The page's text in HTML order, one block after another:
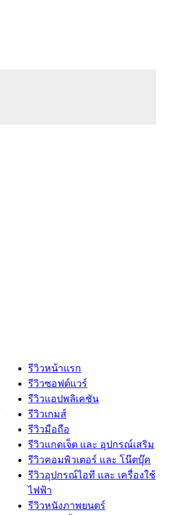
รีวิวหน้าแรก
รีวิวซอฟต์แวร์
รีวิวแอปพลิเคชัน
รีวิวเกมส์
รีวิวมือถือ
รีวิวแกดเจ็ต และ อุปกรณ์เสริม
รีวิวคอมพิวเตอร์ และ โน๊ตบุ๊ค
รีวิวอุปกรณ์ไอที และ เครื่องใช้
ไฟฟ้า
รีวิวหนังภาพยนตร์